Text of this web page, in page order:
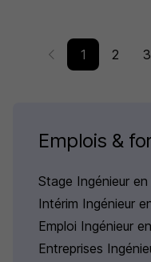
1 2 3
Emplois &
Stage Ingénieur
Intérim Ingénieur
Emploi Ingénieur
Entreprises